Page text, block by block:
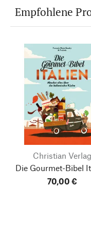
Empfohlene
Christian Verlag
Die Gourmet-Bibel
70,00 €